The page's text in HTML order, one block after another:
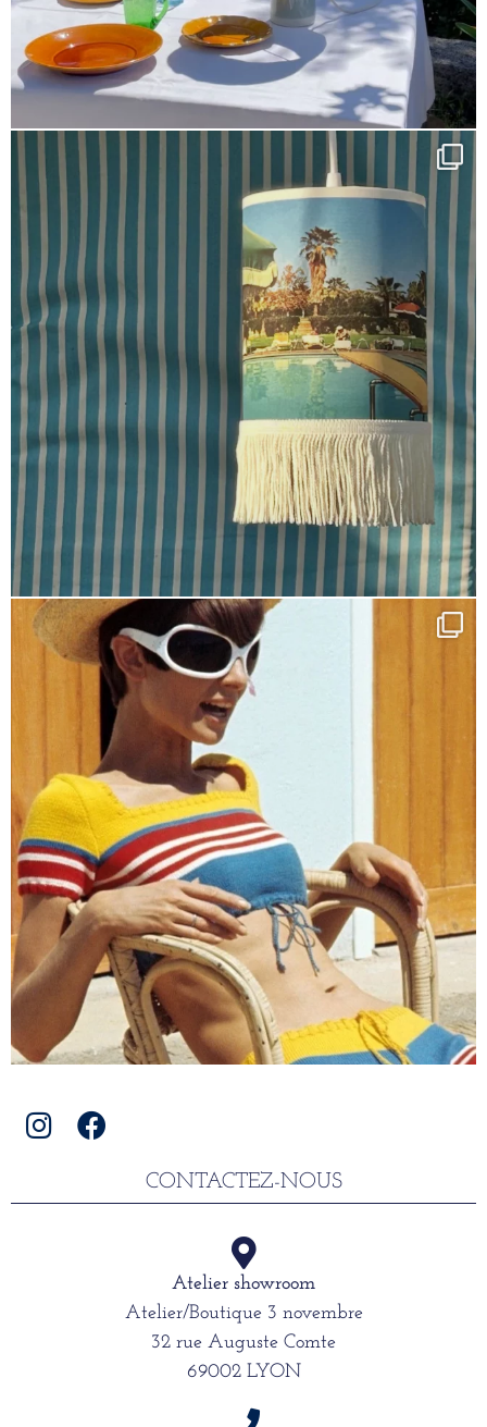
CONTACTEZ-NOUS
Atelier showroom
Atelier/Boutique 3 novembre
32 rue Auguste Comte
69002 LYON